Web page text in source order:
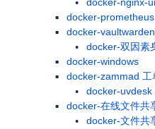
docker-prometheus
docker-
docker-双因素
docker-windows
docker-zammad 工
docker-uvdesk
docker-在线文件共
docker-文件共